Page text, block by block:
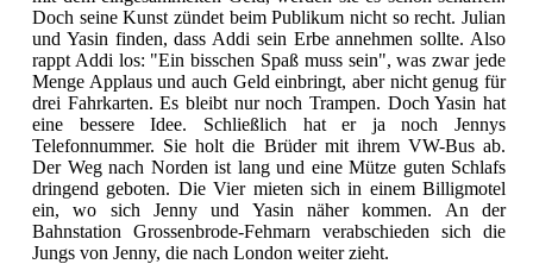
Doch seine Kunst zündet beim Publikum nicht so recht. Julian
und Yasin finden, dass Addi sein Erbe annehmen sollte. Also
rappt Addi los: "Ein bisschen Spaß muss sein", was zwar jede
Menge Applaus und auch Geld einbringt, aber nicht genug für
drei Fahrkarten. Es bleibt nur noch Trampen. Doch Yasin hat
eine bessere Idee. Schließlich hat er ja noch Jennys
Telefonnummer. Sie holt die Brüder mit ihrem VW-Bus ab.
Der Weg nach Norden ist lang und eine Mütze guten Schlafs
dringend geboten. Die Vier mieten sich in einem Billigmotel
ein, wo sich Jenny und Yasin näher kommen. An der
Bahnstation Grossenbrode-Fehmarn verabschieden sich die
Jungs von Jenny, die nach London weiter zieht.